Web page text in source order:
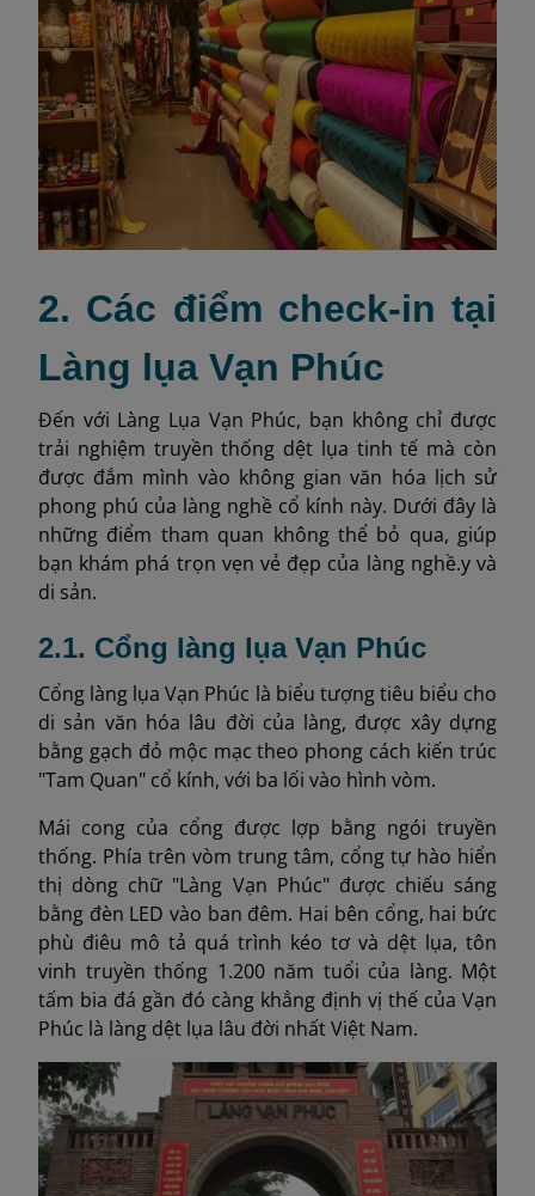
2. Các điểm check-in tại
Làng lụa Vạn Phúc
Đến với Làng Lụa Vạn Phúc, bạn không chỉ được
trải nghiệm truyền thống dệt lụa tinh tế mà còn
được đắm mình vào không gian văn hóa lịch sử
phong phú của làng nghề cổ kính này. Dưới đây là
những điểm tham quan không thể bỏ qua, giúp
bạn khám phá trọn vẹn vẻ đẹp của làng nghề.y và
di sản.
2.1. Cổng làng lụa Vạn Phúc
Cổng làng lụa Vạn Phúc là biểu tượng tiêu biểu cho
di sản văn hóa lâu đời của làng, được xây dựng
bằng gạch đỏ mộc mạc theo phong cách kiến trúc
"Tam Quan" cổ kính, với ba lối vào hình vòm.
Mái cong của cổng được lợp bằng ngói truyền
thống. Phía trên vòm trung tâm, cổng tự hào hiển
thị dòng chữ "Làng Vạn Phúc" được chiếu sáng
bằng đèn LED vào ban đêm. Hai bên cổng, hai bức
phù điêu mô tả quá trình kéo tơ và dệt lụa, tôn
vinh truyền thống 1.200 năm tuổi của làng. Một
tấm bia đá gần đó càng khẳng định vị thế của Vạn
Phúc là làng dệt lụa lâu đời nhất Việt Nam.